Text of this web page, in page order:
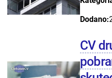
Dodano:
CV